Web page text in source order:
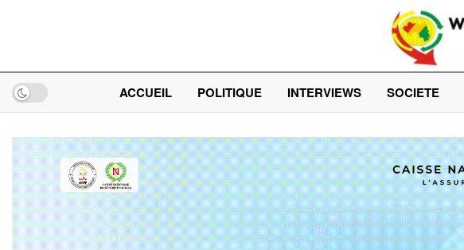
ACCUEIL POLITIQUE INTERVIEWS SOCIETE